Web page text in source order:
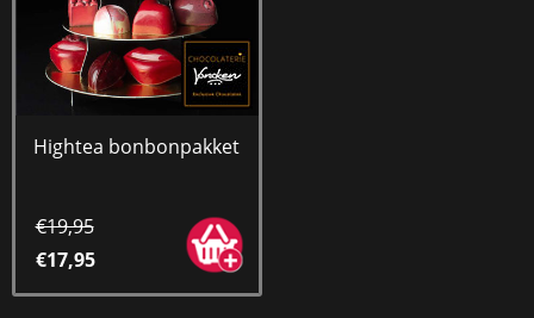
Hightea bonbonpakket
€19,95
€17,95